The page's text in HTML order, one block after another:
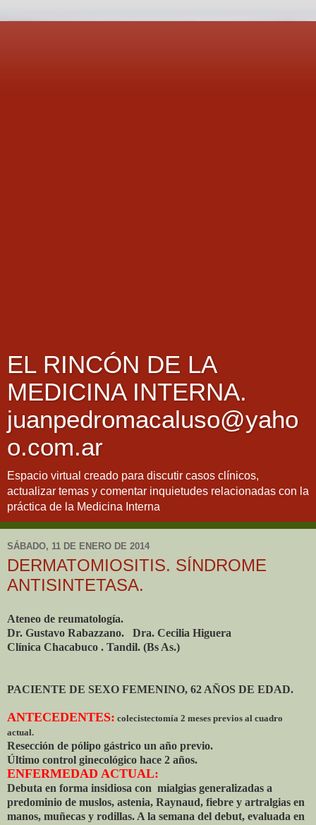
EL RINCÓN DE LA
MEDICINA INTERNA.
juanpedromacaluso@yaho
o.com.ar
Espacio virtual creado para discutir casos clínicos,
actualizar temas y comentar inquietudes relacionadas con la
práctica de la Medicina Interna
SÁBADO, 11 DE ENERO DE 2014
DERMATOMIOSITIS. SÍNDROME
ANTISINTETASA.
Ateneo de reumatología.
Dr. Gustavo Rabazzano. Dra. Cecilia Higuera
Clínica Chacabuco . Tandil. (Bs As.)
PACIENTE DE SEXO FEMENINO, 62 AÑOS DE EDAD.
ANTECEDENTES: colecistectomía 2 meses previos al cuadro
actual.
Resección de pólipo gástrico un año previo.
Último control ginecológico hace 2 años.
ENFERMEDAD ACTUAL:
Debuta en forma insidiosa con mialgias generalizadas a
predominio de muslos, astenia, Raynaud, fiebre y artralgias en
manos, muñecas y rodillas. A la semana del debut, evaluada en